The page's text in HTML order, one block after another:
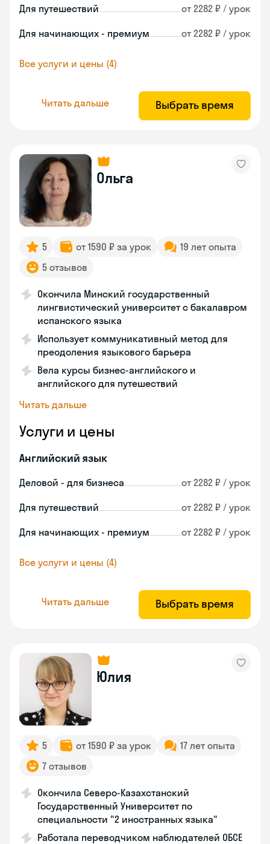
Для путешествий от 2282 ₽ / урок
Для начинающих - премиум от 2282 ₽ / урок
Все услуги и цены (4)
Читать дальше Выбрать время
Ольга
5 от 1590 ₽ за урок
19 лет опыта
5 отзывов
Окончила Минский государственный
лингвистический университет с бакалавром
испанского языка
Использует коммуникативный метод для
преодоления языкового барьера
Вела курсы бизнес-английского и
английского для путешествий
Читать дальше
Услуги и цены
Английский язык
Деловой - для бизнеса от 2282 ₽ / урок
Для путешествий от 2282 ₽ / урок
Для начинающих - премиум от 2282 ₽ / урок
Все услуги и цены (4)
Читать дальше Выбрать время
Юлия
5 от 1590 ₽ за урок
17 лет опыта
7 отзывов
Окончила Северо-Казахстанский
Государственный Университет по
специальности "2 иностранных языка"
Работала переводчиком наблюдателей ОБСЕ